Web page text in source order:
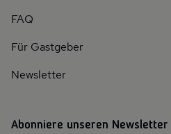
FAQ
Für Gastgeber
Newsletter
Abonniere unseren Newsletter